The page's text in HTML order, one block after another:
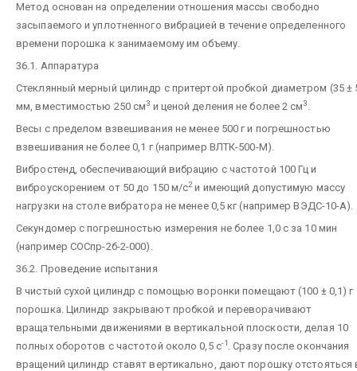
Метод основан на определении отношения массы свободно
засыпаемого и уплотненного вибрацией в течение определенного
времени порошка к занимаемому им объему.
36.1. Аппаратура
Стеклянный мерный цилиндр с притертой пробкой диаметром (35 ±
мм, вместимостью 250 см3 и ценой деления не более 2 см3.
Весы с пределом взвешивания не менее 500 г и погрешностью
взвешивания не более 0,1 г (например ВЛТК-500-М).
Вибростенд, обеспечивающий вибрацию с частотой 100 Гц и
виброускорением от 50 до 150 м/с2и имеющий допустимую массу
нагрузки на столе вибратора не менее 0,5 кг (например ВЭДС-10-А).
Секундомер с погрешностью измерения не более 1,0 с за 10 мин
(например СОСпр-2б-2-000).
36.2. Проведение испытания
В чистый сухой цилиндр с помощью воронки помещают (100 ± 0,1) г
порошка. Цилиндр закрывают пробкой и переворачивают
вращательными движениями в вертикальной плоскости, делая 10
полных оборотов с частотой около 0,5 с-1. Сразу после окончания
вращений цилиндр ставят вертикально, дают порошку отстояться